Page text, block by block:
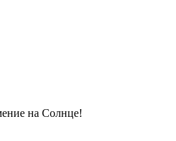
на Солнце!